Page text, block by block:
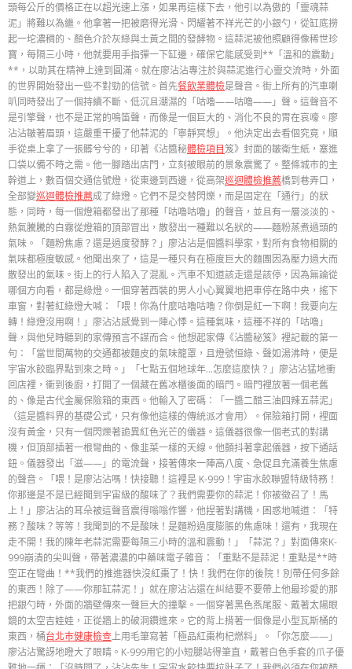
頭每公斤的價格正在以超光速上漲，如果再這樣下去，他引以為傲的「靈魂蒜
泥」將難以為繼。他拿著一把被磨得光滑、閃耀著不祥光芒的小銀勺，從缸底撈
起一坨濃稠的、顏色介於灰綠與土黃之間的發酵物。這蒜泥被他照顧得像稀世珍
寶，每隔三小時，他就要用手指彈一下缸邊，確保它能感受到**「溫和的震動」
**，以助其在精神上達到圓滿。就在廖沾沾專注於與蒜泥進行心靈交流時，外面
的世界開始發出一些不對勁的信號。首先餐飲業體檢是聲音。街上所有的汽車喇
叭同時發出了一個持續不斷、低沉且潮濕的「咕嚕——咕嚕——」聲。這聲音不
是引擎聲，也不是正常的鳴笛聲，而像是一個巨大的、消化不良的胃在哀嚎。廖
沾沾皺著眉頭，這嚴重干擾了他蒜泥的「寧靜冥想」。他決定出去看個究竟，順
手從桌上拿了一張髒兮兮的，印著《沾醬秘體檢項目笈》封面的皺衛生紙，塞進
口袋以備不時之需。他一腳踏出店門，立刻被眼前的景象震驚了。整條城市的主
幹道上，數百個交通信號燈，從東邊到西邊，從高架巡迴體檢推薦橋到巷弄口，
全部變巡迴體檢推薦成了綠燈。它們不是交替閃爍，而是固定在「通行」的狀
態，同時，每一個燈箱都發出了那種「咕嚕咕嚕」的聲音，並且有一層淡淡的、
熱氣騰騰的白霧從燈箱的頂部冒出，散發出一種難以名狀的——麵粉蒸煮過頭的
氣味。「麵粉焦慮？還是過度發酵？」廖沾沾是個醬料學家，對所有食物相關的
氣味都極度敏感。他聞出來了，這是一種只有在極度巨大的麵團因為壓力過大而
散發出的氣味。街上的行人陷入了混亂。汽車不知道該走還是該停，因為無論從
哪個方向看，都是綠燈。一個穿著西裝的男人小心翼翼地把車停在路中央，搖下
車窗，對著紅綠燈大喊：「喂！你為什麼咕嚕咕嚕？你倒是紅一下啊！我要向左
轉！綠燈沒用啊！」廖沾沾感覺到一陣心悸。這種氣味，這種不祥的「咕嚕」
聲，與他兒時聽到的家傳預言不謀而合。他想起家傳《沾醬秘笈》裡記載的第一
句：「當世間萬物的交通都被麵皮的氣味籠罩，且燈號恒綠、聲如湯沸時，便是
宇宙水餃臨界點到來之時。」「七點五個地球年…怎麼這麼快？」廖沾沾猛地衝
回店裡，衝到後廚，打開了一個藏在舊冰櫃後面的暗門。暗門裡放著一個老舊
的、像是古代金屬保險箱的東西。他輸入了密碼：「一醬二醋三油四辣五蒜泥」
（這是醬料界的基礎公式，只有像他這樣的傳統派才會用）。保險箱打開，裡面
沒有黃金，只有一個閃爍著詭異紅色光芒的儀器。這儀器很像一個老式的對講
機，但頂部插著一根彎曲的、像韭菜一樣的天線。他顫抖著拿起儀器，按下通話
鈕。儀器發出「滋——」的電流聲，接著傳來一陣高八度、急促且充滿養生焦慮
的聲音。「喂！是廖沾沾嗎！快接聽！這裡是 K-999！宇宙水餃聯盟特級特務！
你那邊是不是已經聞到宇宙級的酸味了？我們需要你的蒜泥！你被徵召了！馬
上！」廖沾沾的耳朵被這聲音震得嗡嗡作響，他捏著對講機，困惑地喊道：「特
務？酸味？等等！我聞到的不是酸味！是麵粉過度膨脹的焦慮味！還有，我現在
走不開！我的陳年老蒜泥需要每隔三小時的溫和震動！」「蒜泥？」對面傳來K-
999崩潰的尖叫聲，帶著濃濃的中藥味電子雜音：「重點不是蒜泥！重點是**時
空正在彎曲！**我們的推進器快沒紅棗了！快！我們在你的後院！別帶任何多餘
的東西！除了——你那缸蒜泥！」就在廖沾沾還在糾結要不要帶上他最珍愛的那
把銀勺時，外面的牆壁傳來一聲巨大的撞擊。一個穿著黑色燕尾服、戴著太陽眼
鏡的太空吉娃娃，正從牆上的破洞鑽進來。它的背上揹著一個像是小型瓦斯桶的
東西，桶台北巿健康檢查上用毛筆寫著「極品紅棗枸杞燃料」。「你怎麼——」
廖沾沾驚訝地瞪大了眼睛。K-999用它的小短腿站得筆直，戴著白色手套的爪子優